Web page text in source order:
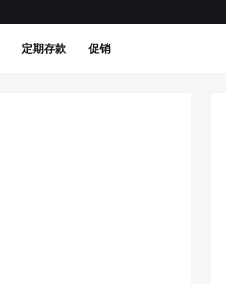
定期存款 促销